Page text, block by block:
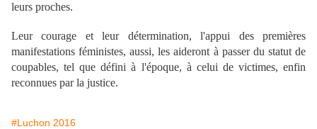
leurs proches.
Leur courage et leur détermination, l'appui des premières
manifestations féministes, aussi, les aideront à passer du statut de
coupables, tel que défini à l'époque, à celui de victimes, enfin
reconnues par la justice.
#Luchon 2016